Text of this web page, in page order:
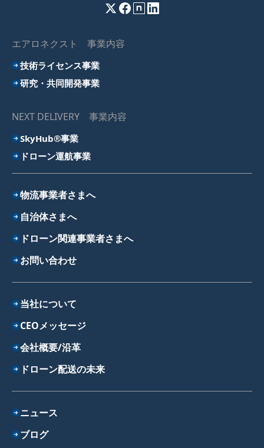
エアロネクスト 事業内容
技術ライセンス事業
研究・共同開発事業
NEXT DELIVERY 事業内容
SkyHub®事業
ドローン運航事業
物流事業者さまへ
自治体さまへ
ドローン関連事業者さまへ
お問い合わせ
当社について
CEOメッセージ
会社概要/沿革
ドローン配送の未来
ニュース
ブログ